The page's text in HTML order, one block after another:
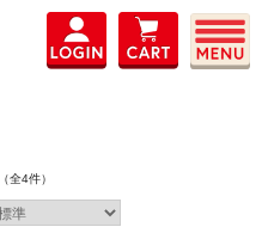
（全4件）